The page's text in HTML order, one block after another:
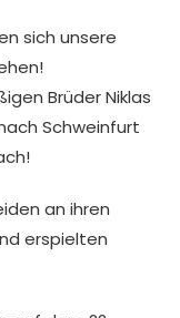
sich unsere
Brüder Niklas
Schweinfurt
an ihren
erspielten